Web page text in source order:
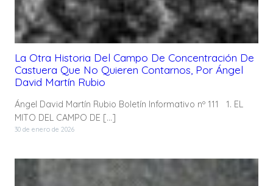
La Otra Historia Del Campo De Concentración De
Castuera Que No Quieren Contarnos, Por Ángel
David Martín Rubio
Ángel David Martín Rubio Boletín Informativo nº 111 1. EL
MITO DEL CAMPO DE […]
30 de enero de 2026